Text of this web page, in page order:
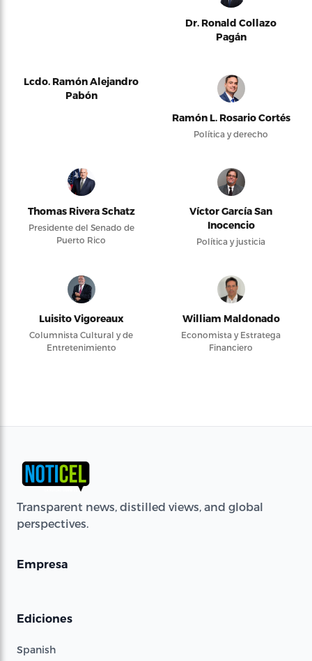
Dr. Ronald Collazo
Pagán
Lcdo. Ramón Alejandro
Pabón
Ramón L. Rosario Cortés
Política y derecho
Thomas Rivera Schatz
Presidente del Senado de
Puerto Rico
Víctor García San
Inocencio
Política y justicia
Luisito Vigoreaux
Columnista Cultural y de
Entretenimiento
William Maldonado
Economista y Estratega
Financiero
Transparent news, distilled views, and global
perspectives.
Empresa
Ediciones
Spanish